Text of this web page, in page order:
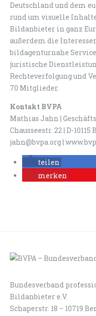
Deutschland und dem
rund um visuelle
Bildanbieter in ganz
außerdem die
bildagenturnahe
juristische
Rechteverfolgung und
70 Mitglieder.
Kontakt BVPA
Mathias Jahn |
Chausseestr. 22 | D-
jahn@bvpa.org |
teilen
merken
Bundesverband
Bildanbieter e.V.
Schaperstr. 18 – 10719